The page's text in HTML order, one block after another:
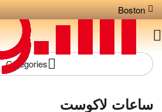
Boston
Сategories
ساعات لاكوست